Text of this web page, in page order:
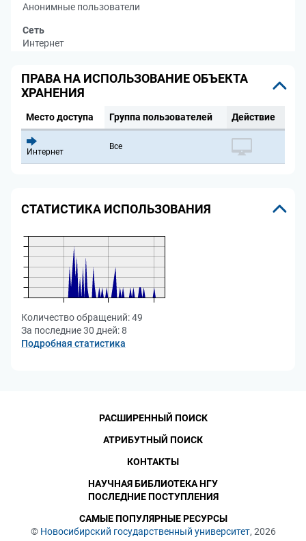
Анонимные пользователи
Сеть
Интернет
ПРАВА НА ИСПОЛЬЗОВАНИЕ ОБЪЕКТА
ХРАНЕНИЯ
Место доступа Группа пользователей Действие
Интернет
Все
СТАТИСТИКА ИСПОЛЬЗОВАНИЯ
Количество обращений:49
За последние 30 дней:8
Подробная статистика
© Новосибирский государственный университет, 2026
РАСШИРЕННЫЙ ПОИСК
АТРИБУТНЫЙ ПОИСК
КОНТАКТЫ
НАУЧНАЯ БИБЛИОТЕКА НГУ
ПОСЛЕДНИЕ ПОСТУПЛЕНИЯ
САМЫЕ ПОПУЛЯРНЫЕ РЕСУРСЫ